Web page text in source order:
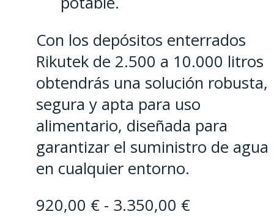
Con los depósitos enterrados
Rikutek de 2.500 a 10.000 litros
obtendrás una solución robusta,
segura y apta para uso
alimentario, diseñada para
garantizar el suministro de agua
en cualquier entorno.
920,00 € - 3.350,00 €Rango